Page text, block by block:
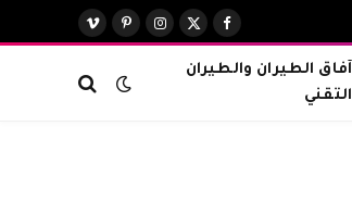
فيسبوك
X
الانستغرامبينتيريست
فيميو
آفاق الطيران والطيران
التقني